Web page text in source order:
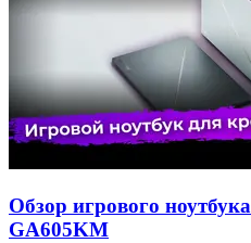
Обзор игрового
GA605KM